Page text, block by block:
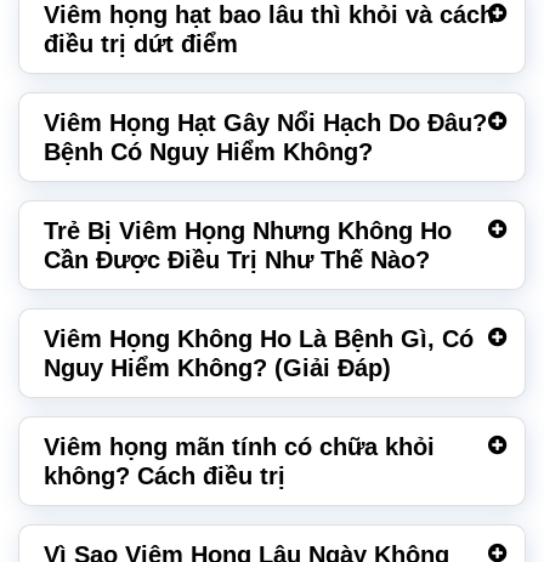
Viêm họng hạt bao lâu thì khỏi và cách
điều trị dứt điểm
Viêm Họng Hạt Gây Nổi Hạch Do Đâu?
Bệnh Có Nguy Hiểm Không?
Trẻ Bị Viêm Họng Nhưng Không Ho
Cần Được Điều Trị Như Thế Nào?
Viêm Họng Không Ho Là Bệnh Gì, Có
Nguy Hiểm Không? (Giải Đáp)
Viêm họng mãn tính có chữa khỏi
không? Cách điều trị
Vì Sao Viêm Họng Lâu Ngày Không